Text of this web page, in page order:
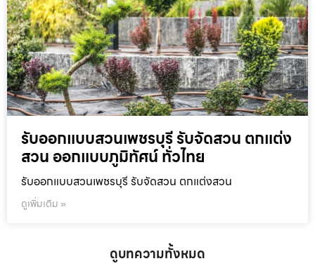
รับออกแบบสวนเพชรบุรี รับจัดสวน ตกแต่ง
สวน ออกแบบภูมิทัศน์ ทั่วไทย
รับออกแบบสวนเพชรบุรี รับจัดสวน ตกแต่งสวน
ดูเพิ่มเติม »
ดูบทความทั้งหมด